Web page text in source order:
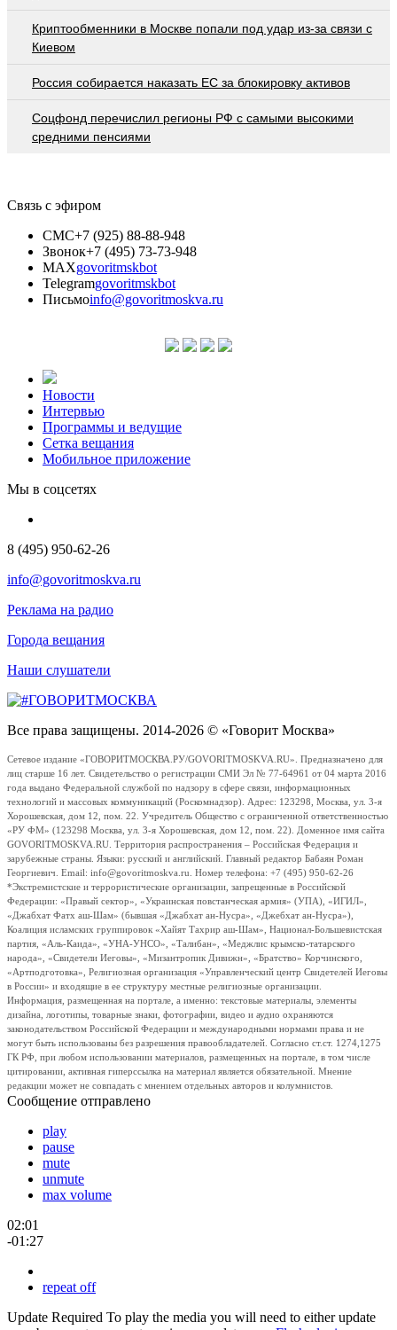
Криптообменники в Москве попали под удар из-за связи с
Киевом
Россия собирается наказать EC за блокировку активов
Соцфонд перечислил регионы РФ с самыми высокими
средними пенсиями
Связь с эфиром
СМС+7 (925) 88-88-948
Звонок+7 (495) 73-73-948
MAXgovoritmskbot
Telegramgovoritmskbot
Письмоinfo@govoritmoskva.ru
Новости
Интервью
Программы и ведущие
Сетка вещания
Мобильное приложение
Мы в соцсетях
8 (495) 950-62-26
info@govoritmoskva.ru
Реклама на радио
Города вещания
Наши слушатели
Все права защищены. 2014-2026 © «Говорит Москва»
Сетевое издание «ГОВОРИТМОСКВА.РУ/GOVORITMOSKVA.RU». Предназначено для
лиц старше 16 лет. Свидетельство о регистрации СМИ Эл № 77-64961 от 04 марта 2016
года выдано Федеральной службой по надзору в сфере связи, информационных
технологий и массовых коммуникаций (Роскомнадзор). Адрес: 123298, Москва, ул. 3-я
Хорошевская, дом 12, пом. 22. Учредитель Общество с ограниченной ответственностью
«РУ ФМ» (123298 Москва, ул. 3-я Хорошевская, дом 12, пом. 22). Доменное имя сайта
GOVORITMOSKVA.RU. Территория распространения – Российская Федерация и
зарубежные страны. Языки: русский и английский. Главный редактор Бабаян Роман
Георгиевич. Email: info@govoritmoskva.ru. Номер телефона: +7 (495) 950-62-26
*Экстремистские и террористические организации, запрещенные в Российской
Федерации: «Правый сектор», «Украинская повстанческая армия» (УПА), «ИГИЛ»,
«Джабхат Фатх аш-Шам» (бывшая «Джабхат ан-Нусра», «Джебхат ан-Нусра»),
Коалиция исламских группировок «Хайят Тахрир аш-Шам», Национал-Большевистская
партия, «Аль-Каида», «УНА-УНСО», «Талибан», «Меджлис крымско-татарского
народа», «Свидетели Иеговы», «Мизантропик Дивижн», «Братство» Корчинского,
«Артподготовка», Религиозная организация «Управленческий центр Свидетелей Иеговы
в России» и входящие в ее структуру местные религиозные организации.
Информация, размещенная на портале, а именно: текстовые материалы, элементы
дизайна, логотипы, товарные знаки, фотографии, видео и аудио охраняются
законодательством Российской Федерации и международными нормами права и не
могут быть использованы без разрешения правообладателей. Согласно ст.ст. 1274,1275
ГК РФ, при любом использовании материалов, размещенных на портале, в том числе
цитировании, активная гиперссылка на материал является обязательной. Мнение
редакции может не совпадать с мнением отдельных авторов и колумнистов.
Сообщение отправлено
play
pause
mute
unmute
max volume
02:01
-01:27
repeat off
Update Required To play the media you will need to either update